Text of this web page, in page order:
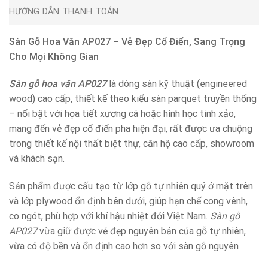
HƯỚNG DẪN THANH TOÁN
Sàn Gỗ Hoa Văn AP027 – Vẻ Đẹp Cổ Điển, Sang Trọng
Cho Mọi Không Gian
Sàn gỗ hoa văn AP027là dòng sàn kỹ thuật (engineered
wood) cao cấp, thiết kế theo kiểu sàn parquet truyền thống
– nổi bật với họa tiết xương cá hoặc hình học tinh xảo,
mang đến vẻ đẹp cổ điển pha hiện đại, rất được ưa chuộng
trong thiết kế nội thất biệt thự, căn hộ cao cấp, showroom
và khách sạn.
Sản phẩm được cấu tạo từ lớp gỗ tự nhiên quý ở mặt trên
và lớp plywood ổn định bên dưới, giúp hạn chế cong vênh,
co ngót, phù hợp với khí hậu nhiệt đới Việt Nam. Sàn gỗ
AP027vừa giữ được vẻ đẹp nguyên bản của gỗ tự nhiên,
vừa có độ bền và ổn định cao hơn so với sàn gỗ nguyên